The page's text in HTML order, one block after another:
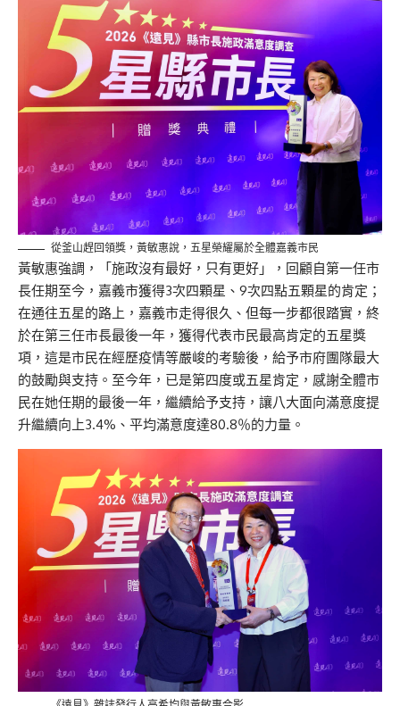
從釜山趕回領獎，黃敏惠說，五星榮耀屬於全體嘉義市民
黃敏惠強調，「施政沒有最好，只有更好」，回顧自第一任市
長任期至今，嘉義市獲得3次四顆星、9次四點五顆星的肯定；
在通往五星的路上，嘉義市走得很久、但每一步都很踏實，終
於在第三任市長最後一年，獲得代表市民最高肯定的五星獎
項，這是市民在經歷疫情等嚴峻的考驗後，給予市府團隊最大
的鼓勵與支持。至今年，已是第四度或五星肯定，感謝全體市
民在她任期的最後一年，繼續給予支持，讓八大面向滿意度提
升繼續向上3.4%、平均滿意度達80.8％的力量。